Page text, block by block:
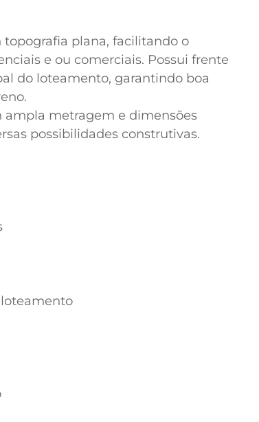
plana, facilitando o
e ou comerciais. Possui frente
do loteamento, garantindo boa
ampla metragem e dimensões
possibilidades construtivas.
loteamento